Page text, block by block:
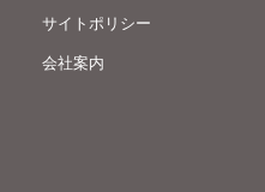
サイトポリシー
会社案内